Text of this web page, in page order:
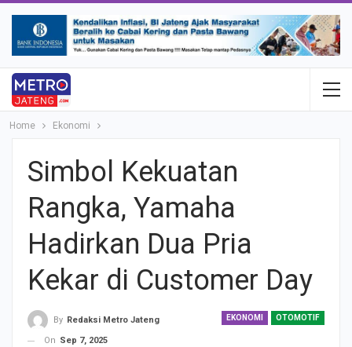
Home Ekonomi
Simbol Kekuatan
Rangka, Yamaha
Hadirkan Dua Pria
Kekar di Customer Day
EKONOMI OTOMOTIF
By Redaksi Metro Jateng
On Sep 7, 2025